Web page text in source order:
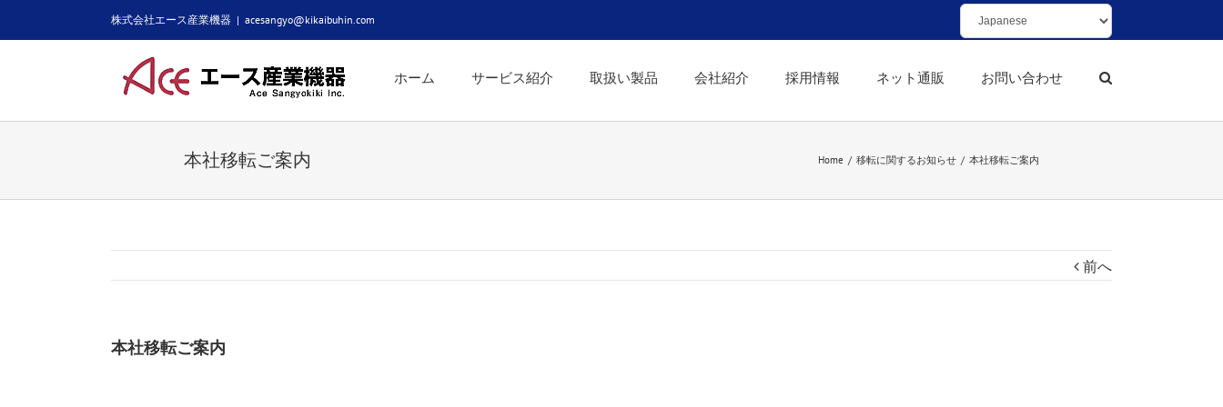
to
株式会社エース産業機器 | acesangyo@kikaibuhin.com
ホーム サービス紹介 取扱い製品 会社紹介 採用情報 ネット通販 お問い合わせ
本社移転ご案内 Home / 移転に関するお知らせ / 本社移転ご案内
前へ
本社移転ご案内